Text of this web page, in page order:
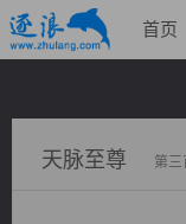
首页
天脉至尊 第